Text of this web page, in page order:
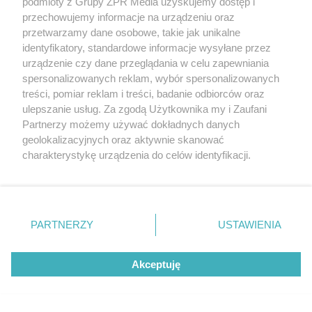
początek!
PIŁKA NOŻNA
Zwycięstwo Chicago Fire.
gola, a Messi bije rekordy
przechowujemy informacje na urządzeniu oraz
przetwarzamy dane osobowe, takie jak unikalne
identyfikatory, standardowe informacje wysyłane przez
urządzenie czy dane przeglądania w celu zapewniania
spersonalizowanych reklam, wybór spersonalizowanych
treści, pomiar reklam i treści, badanie odbiorców oraz
ulepszanie usług. Za zgodą Użytkownika my i Zaufani
Partnerzy możemy używać dokładnych danych
geolokalizacyjnych oraz aktywnie skanować
charakterystykę urządzenia do celów identyfikacji.
zmienić/wycofać klikając przycisk ustawień prywatności
znajdujący się w lewym dolnym rogu strony
rodzaje przetwarzania danych nie wymagają zgody
użytkownika, ale masz prawo sprzeciwić się takiemu
przetwarzaniu. Preferencje będą miały zastosowanie tylko
PARTNERZY USTAWIENIA
Akceptuję